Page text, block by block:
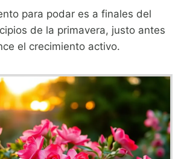
para podar es a finales del
de la primavera, justo antes
el crecimiento activo.